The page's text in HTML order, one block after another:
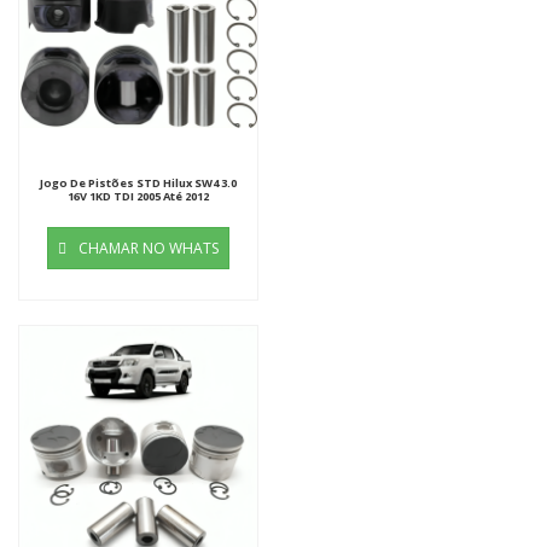
Jogo De Pistões STD Hilux SW4 3.0
16V 1KD TDI 2005 Até 2012
CHAMAR NO WHATS